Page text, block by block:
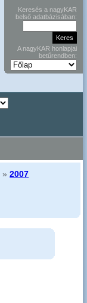
Keresés a nagyKAR
belső adatbázisában:
A nagyKAR honlapjai
betűrendben:
»2007